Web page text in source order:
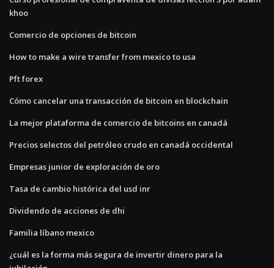
khoo
Comercio de opciones de bitcoin
How to make a wire transfer from mexico to usa
Pft forex
Cómo cancelar una transacción de bitcoin en blockchain
La mejor plataforma de comercio de bitcoins en canadá
Precios selectos del petróleo crudo en canadá occidental
Empresas junior de exploración de oro
Tasa de cambio histórica del usd inr
Dividendo de acciones de dhi
Familia líbano mexico
¿cuál es la forma más segura de invertir dinero para la